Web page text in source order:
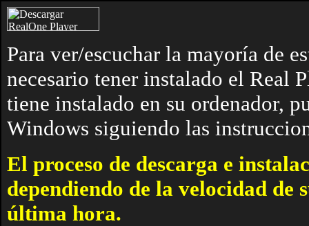
Para ver/escuchar la mayoría de
necesario tener instalado el Real
tiene instalado en su ordenador,
Windows siguiendo las
El proceso de descarga e
dependiendo de la velocidad de
última hora.